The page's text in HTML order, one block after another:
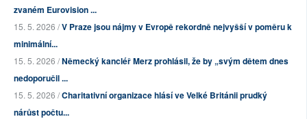
zvaném Eurovision ...
15. 5. 2026 /V Praze jsou nájmy v Evropě rekordně nejvyšší v poměru k
minimální...
15. 5. 2026 /Německý kancléř Merz prohlásil, že by „svým dětem dnes
nedoporučil ...
15. 5. 2026 /Charitativní organizace hlásí ve Velké Británii prudký
nárůst počtu...